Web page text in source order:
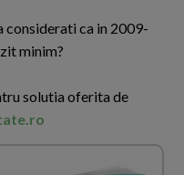
considerati ca in 2009-
minim?
solutia oferita de